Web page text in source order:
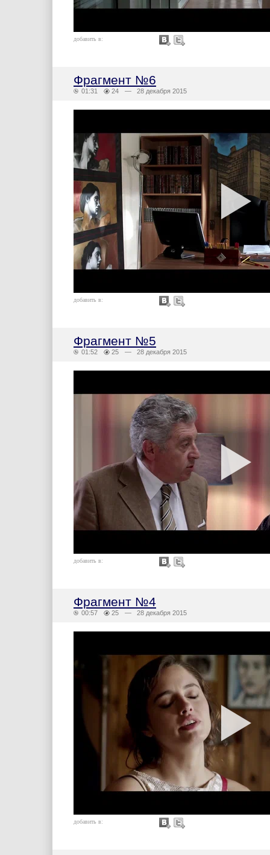
добавить в:
Фрагмент №6
01:31 24 — 28 декабря 2015
добавить в:
Фрагмент №5
01:52 25 — 28 декабря 2015
добавить в:
Фрагмент №4
00:57 25 — 28 декабря 2015
добавить в: